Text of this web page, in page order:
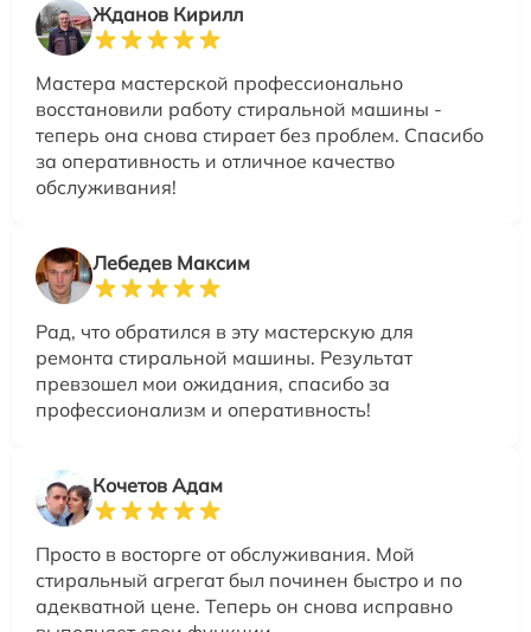
Жданов Кирилл
Мастера мастерской профессионально
восстановили работу стиральной машины -
теперь она снова стирает без проблем. Спасибо
за оперативность и отличное качество
обслуживания!
Лебедев Максим
Рад, что обратился в эту мастерскую для
ремонта стиральной машины. Результат
превзошел мои ожидания, спасибо за
профессионализм и оперативность!
Кочетов Адам
Просто в восторге от обслуживания. Мой
стиральный агрегат был починен быстро и по
адекватной цене. Теперь он снова исправно